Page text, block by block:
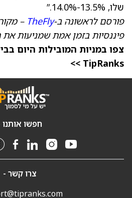
שלו, 13.5%-14.0%.”
פורסם לראשונה ב-TheFly
–
פיננסיות בזמן אמת שמניעות
צפו במניות המובילות היום
TipRanks >>
חפשו אותנו
צרו קשר -